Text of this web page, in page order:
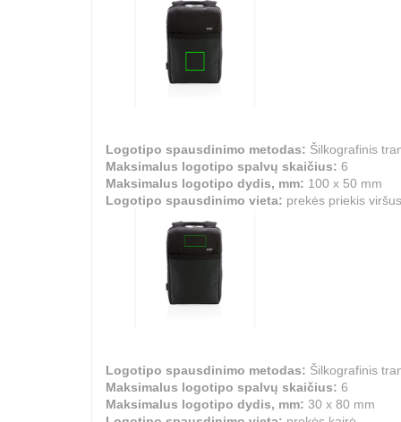
Logotipo spausdinimo metodas: Šilkografinis
Maksimalus logotipo spalvų skaičius: 6
Maksimalus logotipo dydis, mm: 100 x 50 mm
Logotipo spausdinimo vieta: prekės priekis viršus
Logotipo spausdinimo metodas: Šilkografinis
Maksimalus logotipo spalvų skaičius: 6
Maksimalus logotipo dydis, mm: 30 x 80 mm